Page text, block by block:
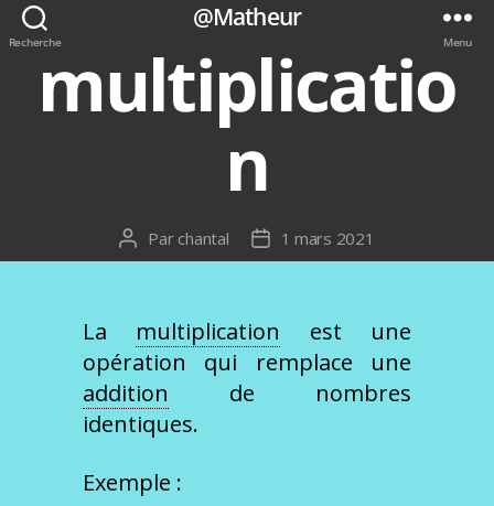
Recherche
@Matheur
Menu
multiplicatio
n
Auteur
de
Par chantal
Date
de
1 mars 2021
La multiplication est une
opération qui remplace une
addition de nombres
identiques.
Exemple :